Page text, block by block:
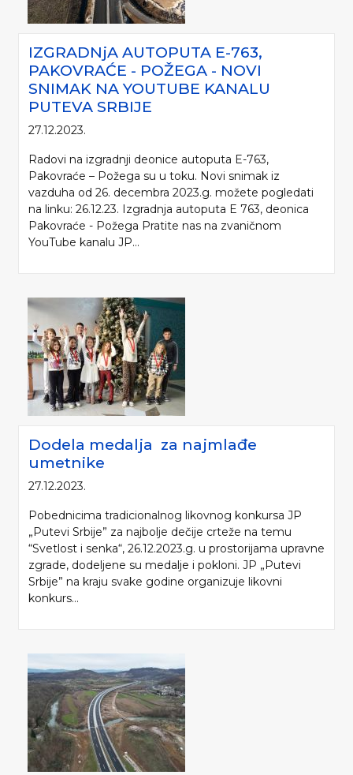
IZGRADNjA AUTOPUTA E-763,
PAKOVRAĆE - POŽEGA - NOVI
SNIMAK NA YOUTUBE KANALU
PUTEVA SRBIJE
27.12.2023.
Radovi na izgradnji deonice autoputa E-763,
Pakovraće – Požega su u toku. Novi snimak iz
vazduha od 26. decembra 2023.g. možete pogledati
na linku: 26.12.23. Izgradnja autoputa E 763, deonica
Pakovraće - Požega Pratite nas na zvaničnom
YouTube kanalu JP...
Dodela medalja za najmlađe
umetnike
27.12.2023.
Pobednicima tradicionalnog likovnog konkursa JP
„Putevi Srbije” za najbolje dečije crteže na temu
“Svetlost i senka“, 26.12.2023.g. u prostorijama upravne
zgrade, dodeljene su medalje i pokloni. JP „Putevi
Srbije” na kraju svake godine organizuje likovni
konkurs...